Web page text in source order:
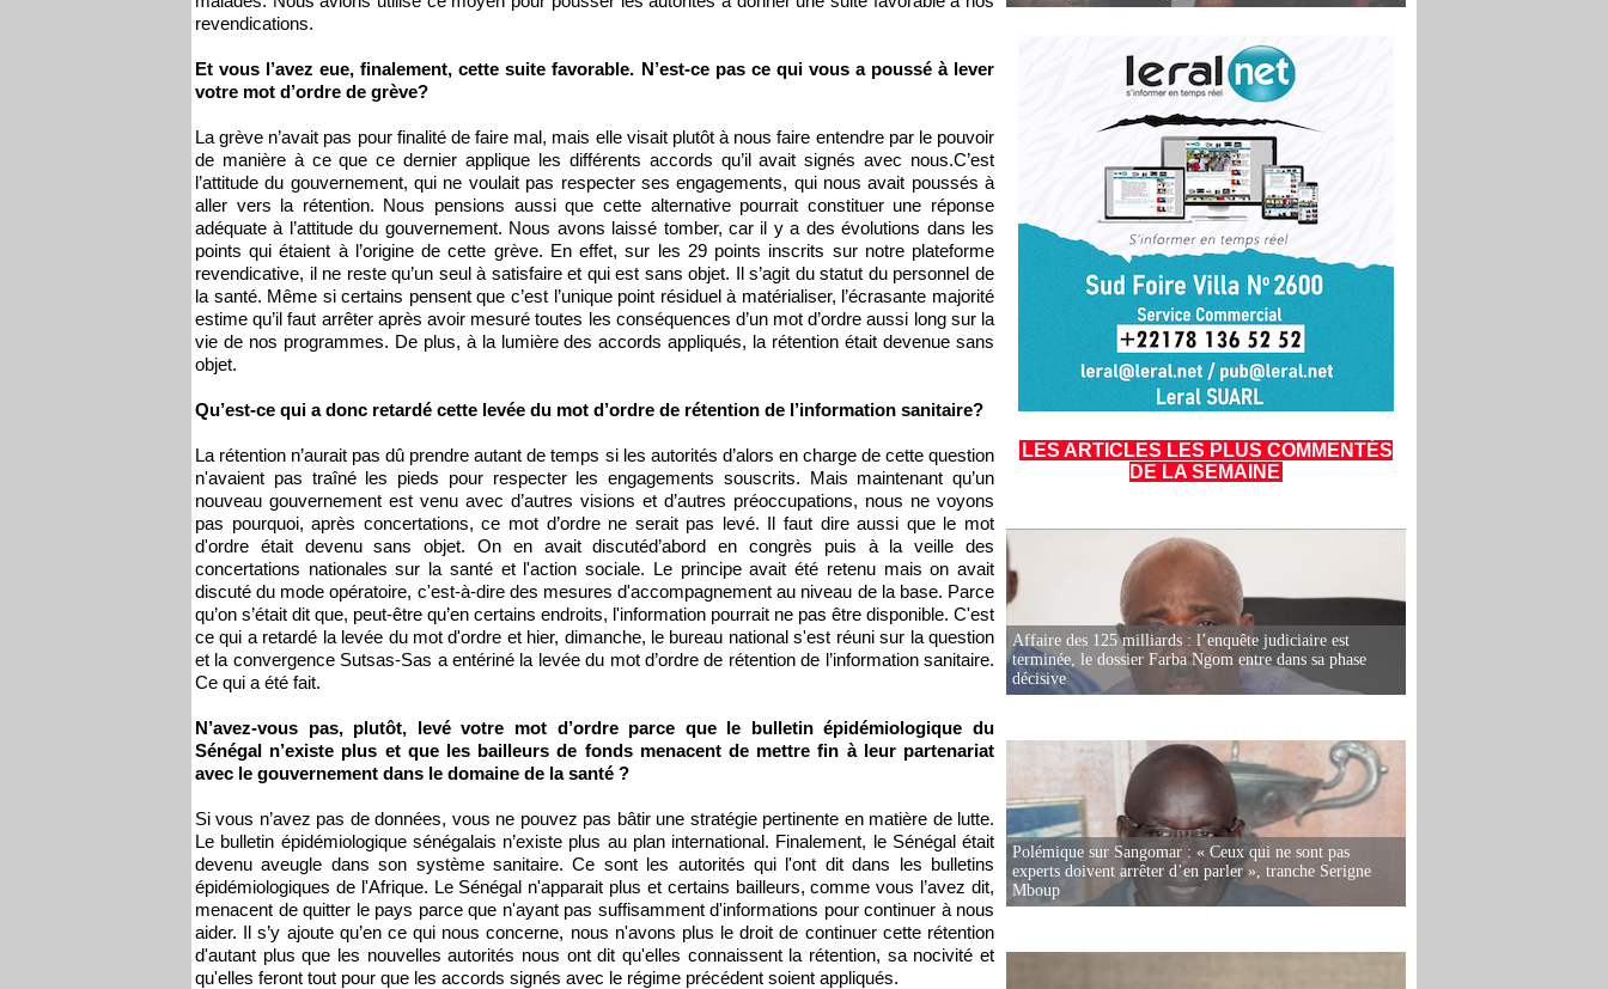
revendications.
Et vous l’avez eue, finalement, cette suite favorable. N’est-ce pas ce qui vous a poussé à lever
votre mot d’ordre de grève?
La grève n’avait pas pour finalité de faire mal, mais elle visait plutôt à nous faire entendre par le pouvoir
de manière à ce que ce dernier applique les différents accords qu’il avait signés avec nous.C’est
l’attitude du gouvernement, qui ne voulait pas respecter ses engagements, qui nous avait poussés à
aller vers la rétention. Nous pensions aussi que cette alternative pourrait constituer une réponse
adéquate à l’attitude du gouvernement. Nous avons laissé tomber, car il y a des évolutions dans les
points qui étaient à l’origine de cette grève. En effet, sur les 29 points inscrits sur notre plateforme
revendicative, il ne reste qu’un seul à satisfaire et qui est sans objet. Il s’agit du statut du personnel de
la santé. Même si certains pensent que c’est l’unique point résiduel à matérialiser, l’écrasante majorité
estime qu’il faut arrêter après avoir mesuré toutes les conséquences d’un mot d’ordre aussi long sur la
vie de nos programmes. De plus, à la lumière des accords appliqués, la rétention était devenue sans
objet.
Qu’est-ce qui a donc retardé cette levée du mot d’ordre de rétention de l’information sanitaire?
La rétention n’aurait pas dû prendre autant de temps si les autorités d’alors en charge de cette question
n'avaient pas traîné les pieds pour respecter les engagements souscrits. Mais maintenant qu’un
nouveau gouvernement est venu avec d’autres visions et d’autres préoccupations, nous ne voyons
pas pourquoi, après concertations, ce mot d’ordre ne serait pas levé. Il faut dire aussi que le mot
d'ordre était devenu sans objet. On en avait discutéd’abord en congrès puis à la veille des
concertations nationales sur la santé et l'action sociale. Le principe avait été retenu mais on avait
discuté du mode opératoire, c'est-à-dire des mesures d'accompagnement au niveau de la base. Parce
qu’on s’était dit que, peut-être qu’en certains endroits, l'information pourrait ne pas être disponible. C'est
ce qui a retardé la levée du mot d'ordre et hier, dimanche, le bureau national s'est réuni sur la question
et la convergence Sutsas-Sas a entériné la levée du mot d’ordre de rétention de l’information sanitaire.
Ce qui a été fait.
N’avez-vous pas, plutôt, levé votre mot d’ordre parce que le bulletin épidémiologique du
Sénégal n’existe plus et que les bailleurs de fonds menacent de mettre fin à leur partenariat
avec le gouvernement dans le domaine de la santé ?
Si vous n’avez pas de données, vous ne pouvez pas bâtir une stratégie pertinente en matière de lutte.
Le bulletin épidémiologique sénégalais n’existe plus au plan international. Finalement, le Sénégal était
devenu aveugle dans son système sanitaire. Ce sont les autorités qui l'ont dit dans les bulletins
épidémiologiques de l'Afrique. Le Sénégal n'apparait plus et certains bailleurs, comme vous l’avez dit,
menacent de quitter le pays parce que n'ayant pas suffisamment d'informations pour continuer à nous
aider. Il s’y ajoute qu’en ce qui nous concerne, nous n'avons plus le droit de continuer cette rétention
d'autant plus que les nouvelles autorités nous ont dit qu'elles connaissent la rétention, sa nocivité et
qu'elles feront tout pour que les accords signés avec le régime précédent soient appliqués.
LES ARTICLES LES PLUS COMMENTÉS
DE LA SEMAINE
Affaire des 125 milliards : l’enquête judiciaire est
terminée, le dossier Farba Ngom entre dans sa phase
décisive
Polémique sur Sangomar : « Ceux qui ne sont pas
experts doivent arrêter d’en parler », tranche Serigne
Mboup